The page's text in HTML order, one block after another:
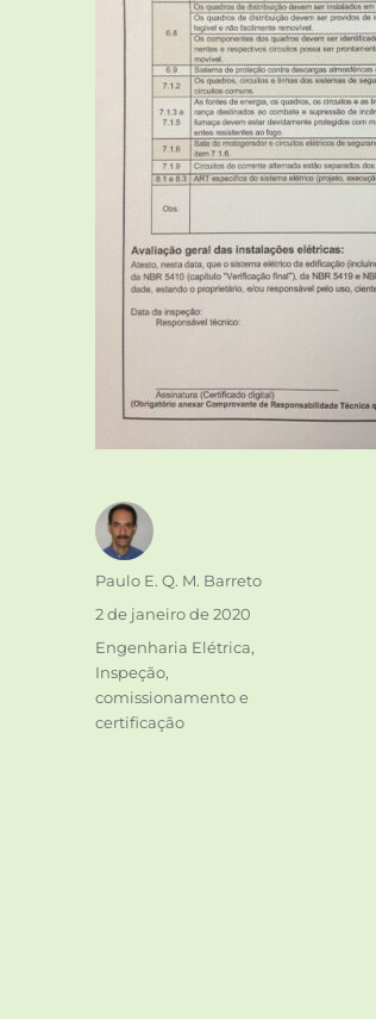
Autor
Paulo E. Q. M. Barreto
Publicado
2 de janeiro de 2020
Categorias
Engenharia Elétrica,
Inspeção,
comissionamento e
certificação